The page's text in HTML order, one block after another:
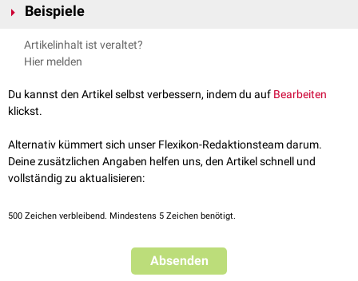
Beispiele
Die am häufigsten im Hanf enthaltenen Phytocannabinoide sind:
Tetrahydrocannabinol
Cannabigerol(CBG)
Cannabielsoin
Cannabicyclol(CBL)
Artikelinhalt ist veraltet?
Hier melden
Du kannst den Artikel selbst verbessern, indem du auf Bearbeiten
klickst.
Alternativ kümmert sich unser Flexikon-Redaktionsteam darum.
Deine zusätzlichen Angaben helfen uns, den Artikel schnell und
vollständig zu aktualisieren:
500 Zeichen verbleibend. Mindestens 5 Zeichen benötigt.
Absenden